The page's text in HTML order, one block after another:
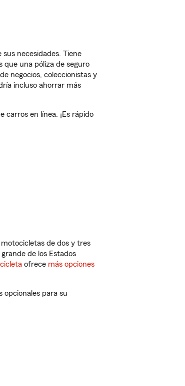
necesidades. Tiene
que una póliza de seguro
negocios, coleccionistas y
incluso ahorrar más
carros en línea. ¡Es rápido
de dos y tres
grande de los Estados
ofrece más opciones
opcionales para su